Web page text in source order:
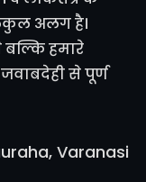
अलग है।
बल्कि हमारे
से पूर्ण
Varanasi